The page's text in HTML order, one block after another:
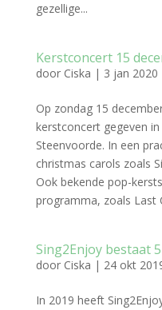
gezellige...
Kerstconcert 15
door Ciska | 3 jan 2020
Op zondag 15
kerstconcert gegeven
Steenvoorde. In een
christmas carols zoals
Ook bekende pop-
programma, zoals Last
Sing2Enjoy bestaat
door Ciska | 24 okt
In 2019 heeft